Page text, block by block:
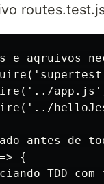
e aqruivos
antes de
{
TDD com